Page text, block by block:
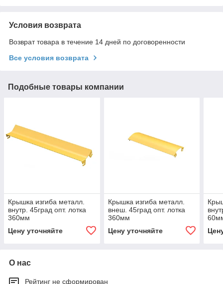
Условия возврата
Возврат товара в течение 14 дней по договоренности
Все условия возврата
Подобные товары компании
Крышка изгиба металл.
внутр. 45град опт. лотка
360мм
Цену уточняйте
Крышка изгиба металл.
внеш. 45град опт. лотка
360мм
Цену уточняйте
О нас
Рейтинг не сформирован